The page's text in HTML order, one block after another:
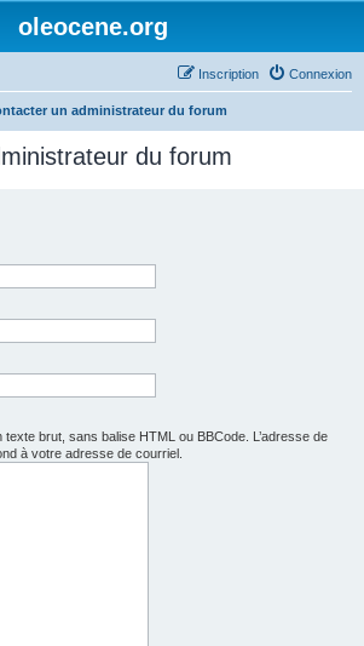
oleocene.org
Connexion
Inscription
un administrateur du forum
du forum
brut, sans balise HTML ou BBCode. L’adresse de
à votre adresse de courriel.